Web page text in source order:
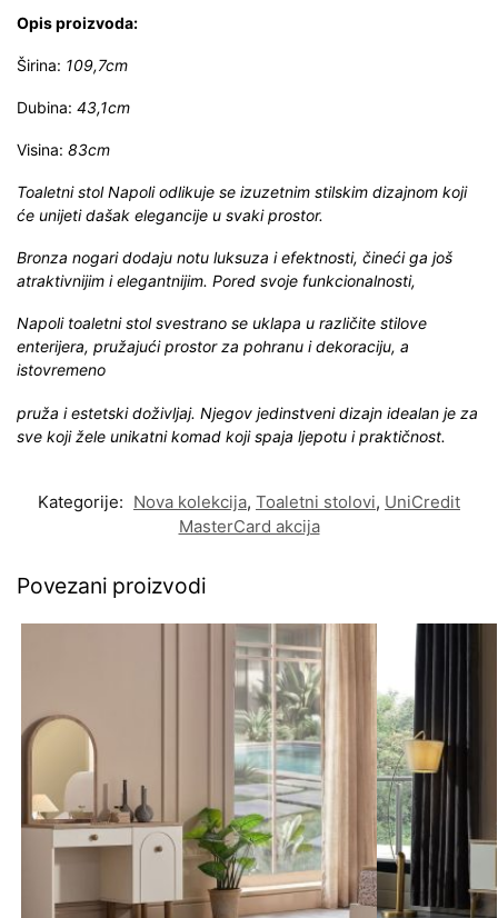
Opis proizvoda:
Širina: 109,7cm
Dubina: 43,1cm
Visina: 83cm
Toaletni stol Napoli odlikuje se izuzetnim stilskim dizajnom koji
će unijeti dašak elegancije u svaki prostor.
Bronza nogari dodaju notu luksuza i efektnosti, čineći ga još
atraktivnijim i elegantnijim. Pored svoje funkcionalnosti,
Napoli toaletni stol svestrano se uklapa u različite stilove
enterijera, pružajući prostor za pohranu i dekoraciju, a
istovremeno
pruža i estetski doživljaj. Njegov jedinstveni dizajn idealan je za
sve koji žele unikatni komad koji spaja ljepotu i praktičnost.
Kategorije: Nova kolekcija, Toaletni stolovi, UniCredit
MasterCard akcija
Povezani proizvodi